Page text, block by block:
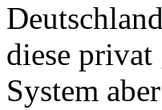
diese privat
System